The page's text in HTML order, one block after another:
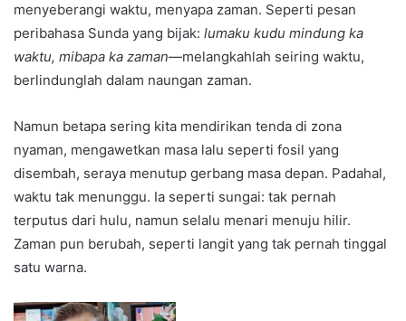
menyeberangi waktu, menyapa zaman. Seperti pesan
peribahasa Sunda yang bijak: lumaku kudu mindung ka
waktu, mibapa ka zaman—melangkahlah seiring waktu,
berlindunglah dalam naungan zaman.
Namun betapa sering kita mendirikan tenda di zona
nyaman, mengawetkan masa lalu seperti fosil yang
disembah, seraya menutup gerbang masa depan. Padahal,
waktu tak menunggu. Ia seperti sungai: tak pernah
terputus dari hulu, namun selalu menari menuju hilir.
Zaman pun berubah, seperti langit yang tak pernah tinggal
satu warna.